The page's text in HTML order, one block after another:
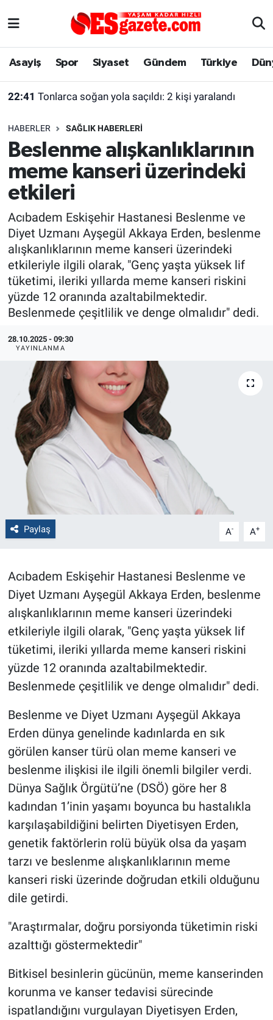
Asayiş Spor Siyaset Gündem Türkiye
22:41 Tonlarca soğan yola saçıldı: 2 kişi yaralandı
HABERLER SAĞLIK HABERLERI
Beslenme alışkanlıklarının
meme kanseri üzerindeki
etkileri
Acıbadem Eskişehir Hastanesi Beslenme ve
Diyet Uzmanı Ayşegül Akkaya Erden, beslenme
alışkanlıklarının meme kanseri üzerindeki
etkileriyle ilgili olarak, "Genç yaşta yüksek lif
tüketimi, ileriki yıllarda meme kanseri riskini
yüzde 12 oranında azaltabilmektedir.
Beslenmede çeşitlilik ve denge olmalıdır" dedi.
28.10.2025 - 09:30
YAYINLANMA
Paylaş A- A+
Acıbadem Eskişehir Hastanesi Beslenme ve
Diyet Uzmanı Ayşegül Akkaya Erden, beslenme
alışkanlıklarının meme kanseri üzerindeki
etkileriyle ilgili olarak, "Genç yaşta yüksek lif
tüketimi, ileriki yıllarda meme kanseri riskini
yüzde 12 oranında azaltabilmektedir.
Beslenmede çeşitlilik ve denge olmalıdır" dedi.
Beslenme ve Diyet Uzmanı Ayşegül Akkaya
Erden dünya genelinde kadınlarda en sık
görülen kanser türü olan meme kanseri ve
beslenme ilişkisi ile ilgili önemli bilgiler verdi.
Dünya Sağlık Örgütü’ne (DSÖ) göre her 8
kadından 1’inin yaşamı boyunca bu hastalıkla
karşılaşabildiğini belirten Diyetisyen Erden,
genetik faktörlerin rolü büyük olsa da yaşam
tarzı ve beslenme alışkanlıklarının meme
kanseri riski üzerinde doğrudan etkili olduğunu
dile getirdi.
"Araştırmalar, doğru porsiyonda tüketimin riski
azalttığı göstermektedir"
Bitkisel besinlerin gücünün, meme kanserinden
korunma ve kanser tedavisi sürecinde
ispatlandığını vurgulayan Diyetisyen Erden,
Asayiş
Gündem
Türkiye
Dünya
Sağlık
Alış-Veriş/İş dünyası
Yaşam
Eskişehirspor Arşivi
Eskişehir Arşivi
Röportaj
Ekonomi
Kültür Sanat
Politika
Kütahya
Gezi
Genel
Çevre
Magazin
Eskişehir Nöbetçi Eczaneler
Süper Lig Puan Durumu ve Fikstür
Tüm Manşetler
Son Dakika Haberleri
Haber Arşivi